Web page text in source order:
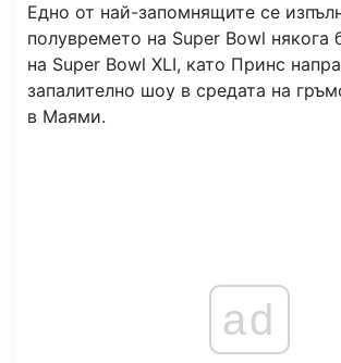
Едно от най-запомнящите се
полувремето на Super Bowl някога
на Super Bowl XLI, като Принс
запалително шоу в средата на
в Маями.
ad